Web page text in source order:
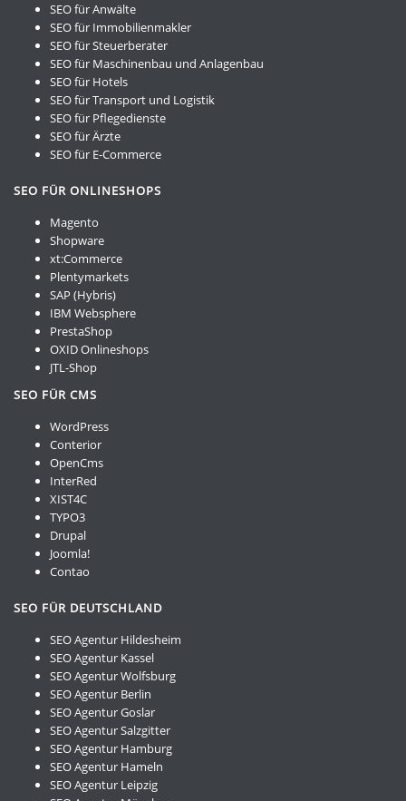
SEO für Anwälte
SEO für Immobilienmakler
SEO für Steuerberater
SEO für Maschinenbau und Anlagenbau
SEO für Hotels
SEO für Transport und Logistik
SEO für Pflegedienste
SEO für Ärzte
SEO für E-Commerce
SEO FÜR ONLINESHOPS
Magento
Shopware
xt:Commerce
Plentymarkets
SAP (Hybris)
IBM Websphere
PrestaShop
OXID Onlineshops
JTL-Shop
SEO FÜR CMS
WordPress
Conterior
OpenCms
InterRed
XIST4C
TYPO3
Drupal
Joomla!
Contao
SEO FÜR DEUTSCHLAND
SEO Agentur Hildesheim
SEO Agentur Kassel
SEO Agentur Wolfsburg
SEO Agentur Berlin
SEO Agentur Goslar
SEO Agentur Salzgitter
SEO Agentur Hamburg
SEO Agentur Hameln
SEO Agentur Leipzig